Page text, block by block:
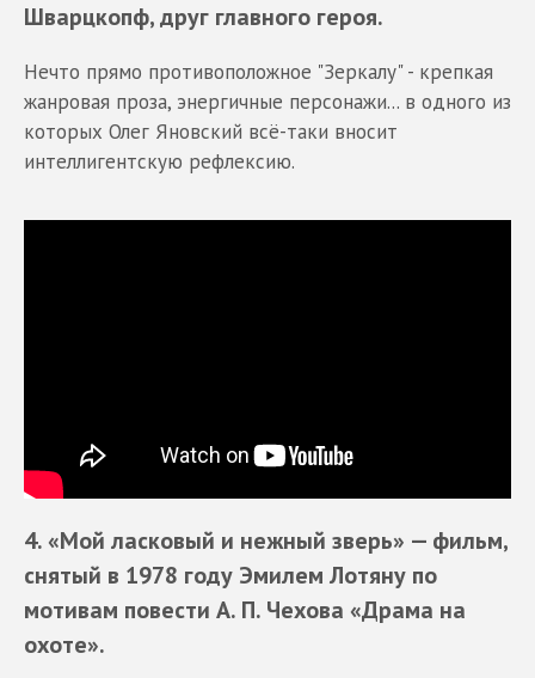
Шварцкопф, друг главного героя.
Нечто прямо противоположное "Зеркалу" - крепкая
жанровая проза, энергичные персонажи... в одного из
которых Олег Яновский всё-таки вносит
интеллигентскую рефлексию.
4. «Мой ласковый и нежный зверь» — фильм,
снятый в 1978 году Эмилем Лотяну по
мотивам повести А. П. Чехова «Драма на
охоте».